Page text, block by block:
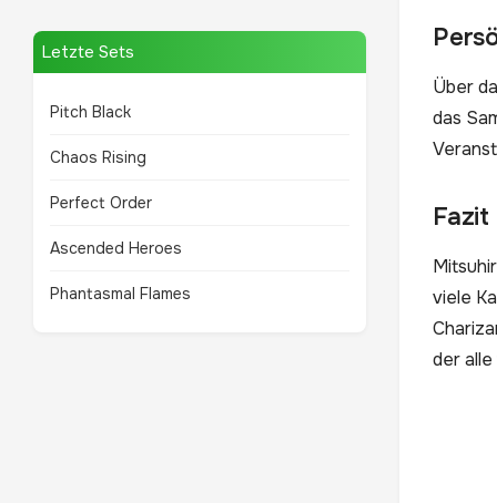
Letzte Sets
Pitch Black
Chaos Rising
Perfect Order
Ascended Heroes
Phantasmal Flames
Über
das
Fazit
viele
der